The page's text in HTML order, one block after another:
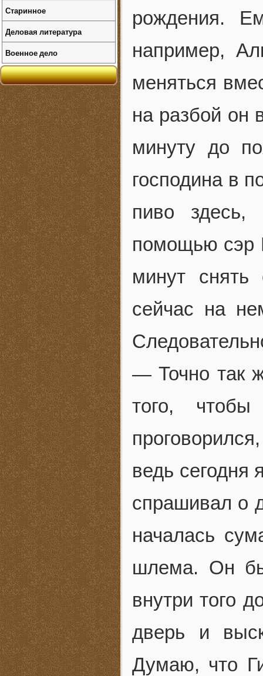
рождения.
например,
меняться
на разбой он
минуту до
господина в
пиво
помощью сэр
минут
сейчас на
— Точно так
того, чтобы
ведь сегодня
спрашивал о
началась
шлема. Он
внутри того
дверь и
Думаю, что
Старинное
Деловая литература
Военное дело